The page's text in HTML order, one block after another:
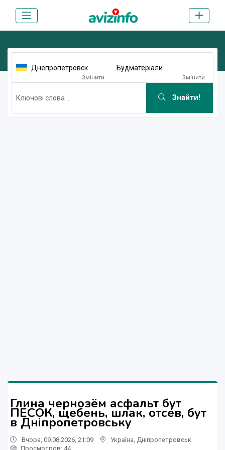
Днепропетровск
Змінити
Будматеріали
Змінити
Знайти!
Глина чернозём асфальт бут
ПЕСОК, щебень, шлак, отсев, бут
в Дніпропетровську
Вчора, 09.08.2026, 21:09 Україна Дніпропетровськ
Просмотров: 44